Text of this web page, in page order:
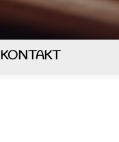
KONTAKT